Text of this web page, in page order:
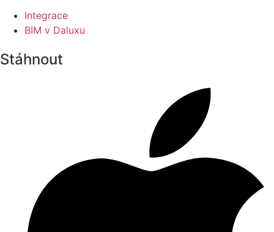
Integrace
BIM v Daluxu
Stáhnout